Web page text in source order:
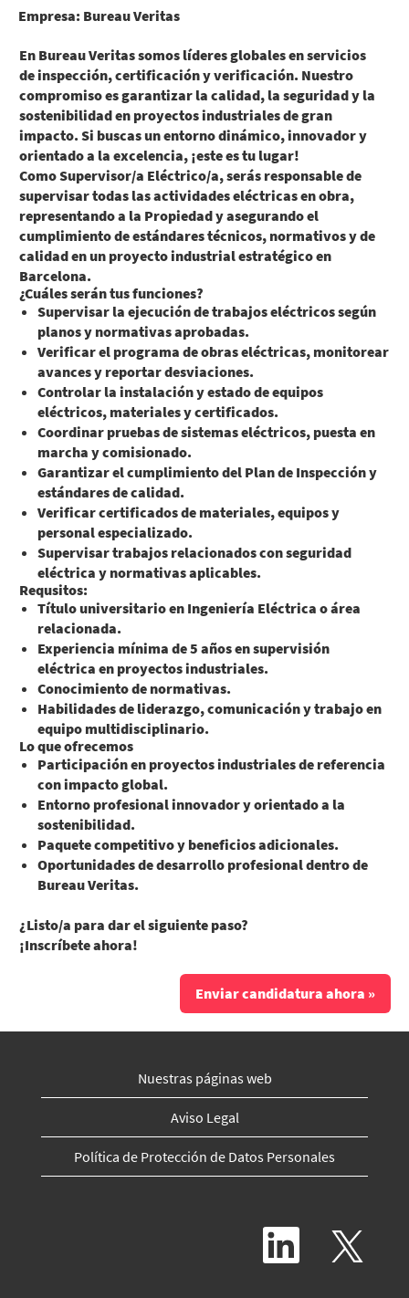
Empresa: Bureau Veritas
En Bureau Veritas somos líderes globales en servicios
de inspección, certificación y verificación. Nuestro
compromiso es garantizar la calidad, la seguridad y la
sostenibilidad en proyectos industriales de gran
impacto. Si buscas un entorno dinámico, innovador y
orientado a la excelencia, ¡este es tu lugar!
ComoSupervisor/a Eléctrico/a, serás responsable de
supervisar todas las actividades eléctricas en obra,
representando a la Propiedad y asegurando el
cumplimiento de estándares técnicos, normativos y de
calidad en un proyecto industrial estratégico en
Barcelona.
¿Cuáles serán tus funciones?
Supervisar la ejecución de trabajos eléctricos según
planos y normativas aprobadas.
Verificar el programa de obras eléctricas, monitorear
avances y reportar desviaciones.
Controlar la instalación y estado de equipos
eléctricos, materiales y certificados.
Coordinar pruebas de sistemas eléctricos, puesta en
marcha y comisionado.
Garantizar el cumplimiento del Plan de Inspección y
estándares de calidad.
Verificar certificados de materiales, equipos y
personal especializado.
Supervisar trabajos relacionados con seguridad
eléctrica y normativas aplicables.
Requsitos:
Título universitario en Ingeniería Eléctrica o área
relacionada.
Experiencia mínima de5 añosen supervisión
eléctrica en proyectos industriales.
Conocimiento de normativas.
Habilidades de liderazgo, comunicación y trabajo en
equipo multidisciplinario.
Lo que ofrecemos
Participación en proyectos industriales de referencia
con impacto global.
Entorno profesional innovador y orientado a la
sostenibilidad.
Paquete competitivo y beneficios adicionales.
Oportunidades de desarrollo profesional dentro de
Bureau Veritas.
¿Listo/a para dar el siguiente paso?
¡Inscríbete ahora!
Enviar candidatura ahora »
Nuestras páginas web
Aviso Legal
Política de Protección de Datos Personales
S
a
S
e
a